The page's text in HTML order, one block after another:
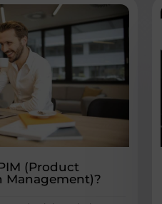
(Product
Management)?